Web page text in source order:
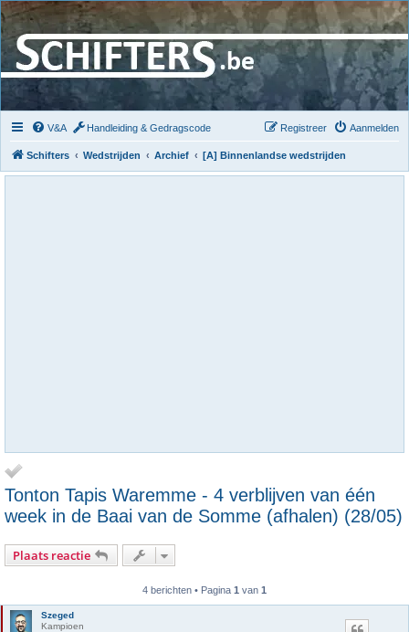
V&A Handleiding & Gedragscode Aanmelden
Registreer
Schifters Wedstrijden Archief [A] Binnenlandse wedstrijden
Tonton Tapis Waremme - 4 verblijven van één
week in de Baai van de Somme (afhalen) (28/05)
Plaats reactie
4 berichten • Pagina 1 van 1
Szeged
Kampioen